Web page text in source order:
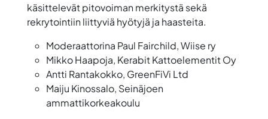
käsittelevät pitovoiman merkitystä sekä
rekrytointiin liittyviä hyötyjä ja haasteita.
Moderaattorina Paul Fairchild,Wiise ry
Mikko Haapoja, Kerabit Kattoelementit Oy
Antti Rantakokko, GreenFiVi Ltd
Maiju Kinossalo, Seinäjoen
ammattikorkeakoulu